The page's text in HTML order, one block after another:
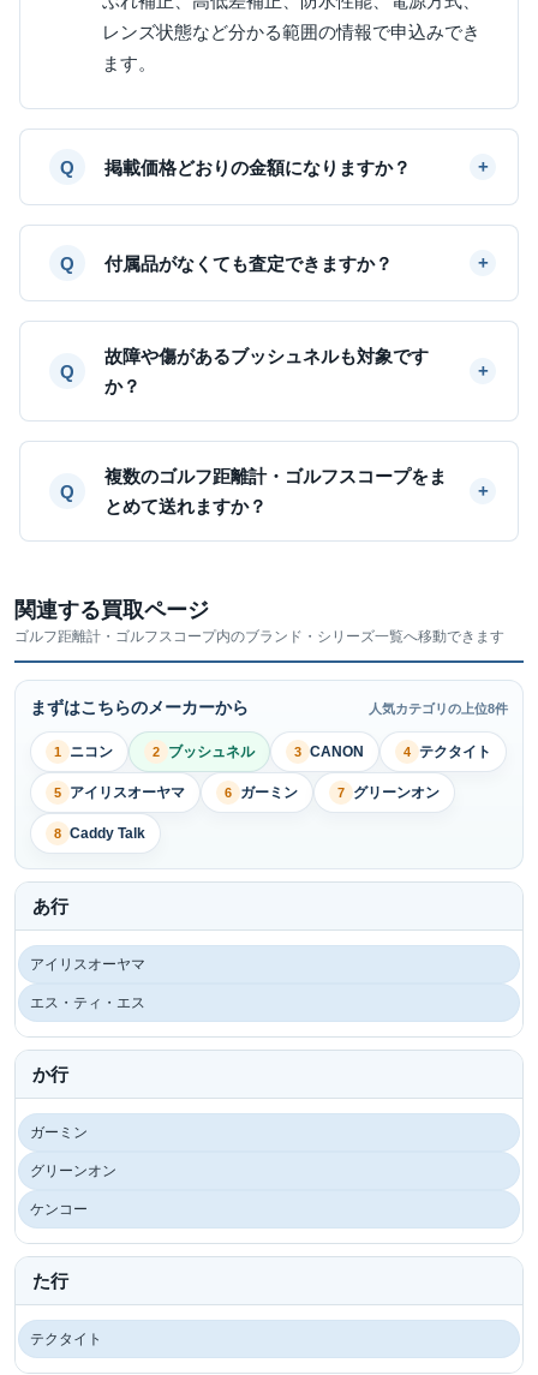
レンズ状態など分かる範囲の情報で申込みでき
ます。
掲載価格どおりの金額になりますか？
付属品がなくても査定できますか？
故障や傷があるブッシュネルも対象です
か？
複数のゴルフ距離計・ゴルフスコープをま
とめて送れますか？
関連する買取ページ
ゴルフ距離計・ゴルフスコープ内のブランド・シリーズ一覧へ移動できます
まずはこちらのメーカーから 人気カテゴリの上位8件
1 ニコン 2 ブッシュネル 3 CANON 4 テクタイト
5 アイリスオーヤマ 6 ガーミン 7 グリーンオン
8 Caddy Talk
あ行
アイリスオーヤマ
エス・ティ・エス
か行
ガーミン
グリーンオン
ケンコー
た行
テクタイト